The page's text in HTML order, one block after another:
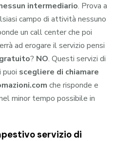
intermediario. Prova a
campo di attività nessuno
un call center che poi
ad erogare il servizio pensi
? NO. Questi servizi di
puoi scegliere di chiamare
che risponde e
minor tempo possibile in
servizio di